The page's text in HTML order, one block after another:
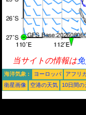
当サイトの情報は
海洋気象 : ヨーロッパ アフリ
衛星画像
空港の天気 10日間の